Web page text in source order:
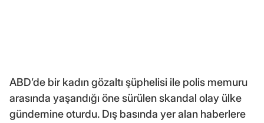
ABD’de bir kadın gözaltı şüphelisi ile polis memuru
arasında yaşandığı öne sürülen skandal olay ülke
gündemine oturdu. Dış basında yer alan haberlere